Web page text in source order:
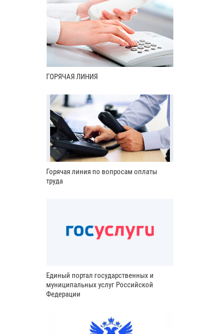
ГОРЯЧАЯ ЛИНИЯ
Горячая линия по вопросам оплаты
труда
Единый портал государственных и
муниципальных услуг Российской
Федерации